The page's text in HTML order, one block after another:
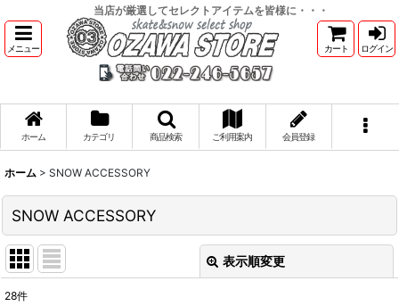
当店が厳選してセレクトアイテムを皆様に・・・
メニュー カート ログイン
ホーム カテゴリ 商品検索 ご利用案内 会員登録
ホーム > SNOW ACCESSORY
SNOW ACCESSORY
表示順変更
28件